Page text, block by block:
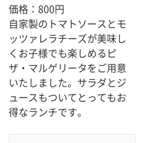
価格：800円
自家製のトマトソースとモ
ッツァレラチーズが美味し
くお子様でも楽しめるピ
ザ・マルゲリータをご用意
いたしました。サラダとジ
ュースもついてとってもお
得なランチです。